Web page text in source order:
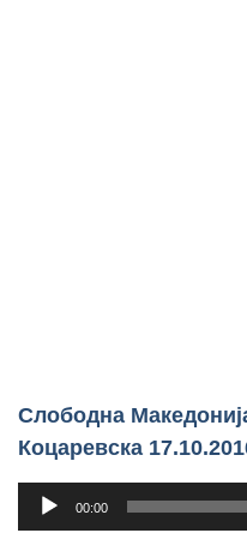
Слободна
Коцаревска
Прегледач
звучних
00:00